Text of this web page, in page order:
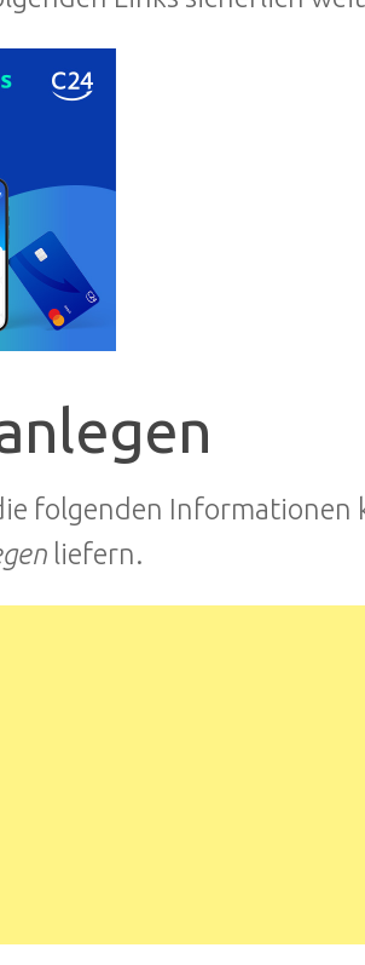
folgenden Informationen
liefern.